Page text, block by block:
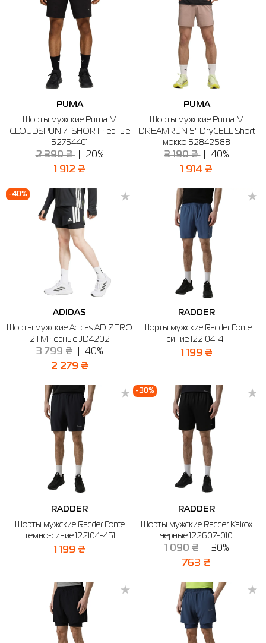
PUMA
Шорты мужские Puma M
CLOUDSPUN 7" SHORT черные
52764401
2 390 ₴ 20%
1 912 ₴
PUMA
Шорты мужские Puma M
DREAMRUN 5" DryCELL Short
мокко 52842588
3 190 ₴ 40%
1 914 ₴
-40%
ADIDAS
Шорты мужские Adidas ADIZERO
2i1 M черные JD4202
3 799 ₴ 40%
2 279 ₴
RADDER
Шорты мужские Radder Fonte
синие 122104-411
1 199 ₴
RADDER
Шорты мужские Radder Fonte
темно-синие 122104-451
1 199 ₴
-30%
RADDER
Шорты мужские Radder Kairox
черные 122607-010
1 090 ₴ 30%
763 ₴